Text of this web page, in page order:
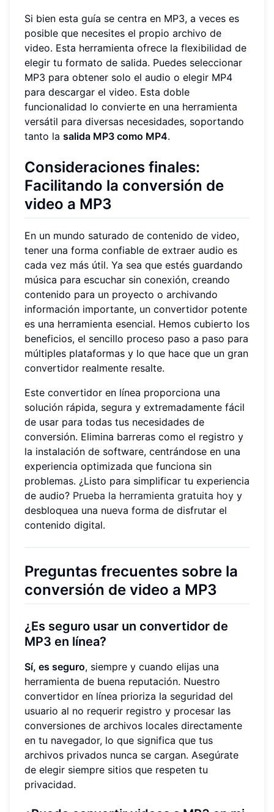
Si bien esta guía se centra en MP3, a veces es
posible que necesites el propio archivo de
video. Esta herramienta ofrece la flexibilidad de
elegir tu formato de salida. Puedes seleccionar
MP3 para obtener solo el audio o elegir MP4
para descargar el video. Esta doble
funcionalidad lo convierte en una herramienta
versátil para diversas necesidades, soportando
tanto la salida MP3 como MP4.
Consideraciones finales:
Facilitando la conversión de
video a MP3
En un mundo saturado de contenido de video,
tener una forma confiable de extraer audio es
cada vez más útil. Ya sea que estés guardando
música para escuchar sin conexión, creando
contenido para un proyecto o archivando
información importante, un convertidor potente
es una herramienta esencial. Hemos cubierto los
beneficios, el sencillo proceso paso a paso para
múltiples plataformas y lo que hace que un gran
convertidor realmente resalte.
Este convertidor en línea proporciona una
solución rápida, segura y extremadamente fácil
de usar para todas tus necesidades de
conversión. Elimina barreras como el registro y
la instalación de software, centrándose en una
experiencia optimizada que funciona sin
problemas. ¿Listo para simplificar tu experiencia
de audio? Prueba la herramienta gratuita hoy y
desbloquea una nueva forma de disfrutar el
contenido digital.
Preguntas frecuentes sobre la
conversión de video a MP3
¿Es seguro usar un convertidor de
MP3 en línea?
Sí, es seguro, siempre y cuando elijas una
herramienta de buena reputación. Nuestro
convertidor en línea prioriza la seguridad del
usuario al no requerir registro y procesar las
conversiones de archivos locales directamente
en tu navegador, lo que significa que tus
archivos privados nunca se cargan. Asegúrate
de elegir siempre sitios que respeten tu
privacidad.